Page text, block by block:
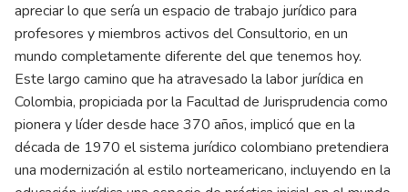
apreciar lo que sería un espacio de trabajo jurídico para
profesores y miembros activos del Consultorio, en un
mundo completamente diferente del que tenemos hoy.
Este largo camino que ha atravesado la labor jurídica en
Colombia, propiciada por la Facultad de Jurisprudencia como
pionera y líder desde hace 370 años, implicó que en la
década de 1970 el sistema jurídico colombiano pretendiera
una modernización al estilo norteamericano, incluyendo en la